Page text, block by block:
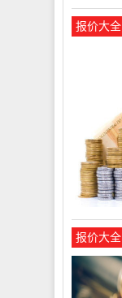
报价大全
报价大全